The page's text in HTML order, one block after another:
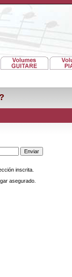
inscrita.
asegurado.